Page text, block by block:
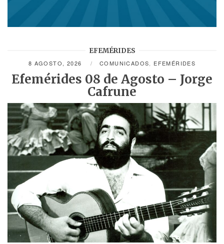
EFEMÉRIDES
8 AGOSTO, 2026 COMUNICADOS EFEMÉRIDES
Efemérides 08 de Agosto – Jorge
Cafrune